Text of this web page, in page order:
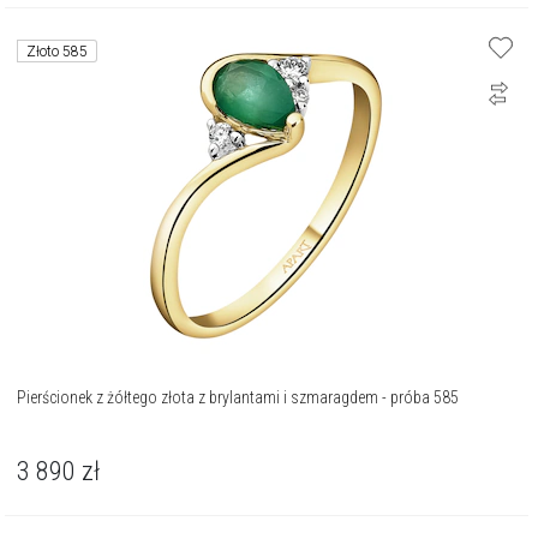
Złoto 585
Pierścionek z żółtego złota z brylantami i szmaragdem - próba 585
3 890 zł